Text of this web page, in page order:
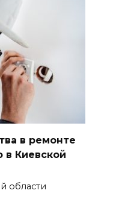
в ремонте
в Киевской
области